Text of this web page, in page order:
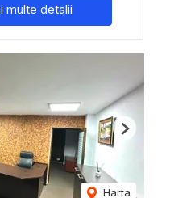
multe detalii
Harta
Next